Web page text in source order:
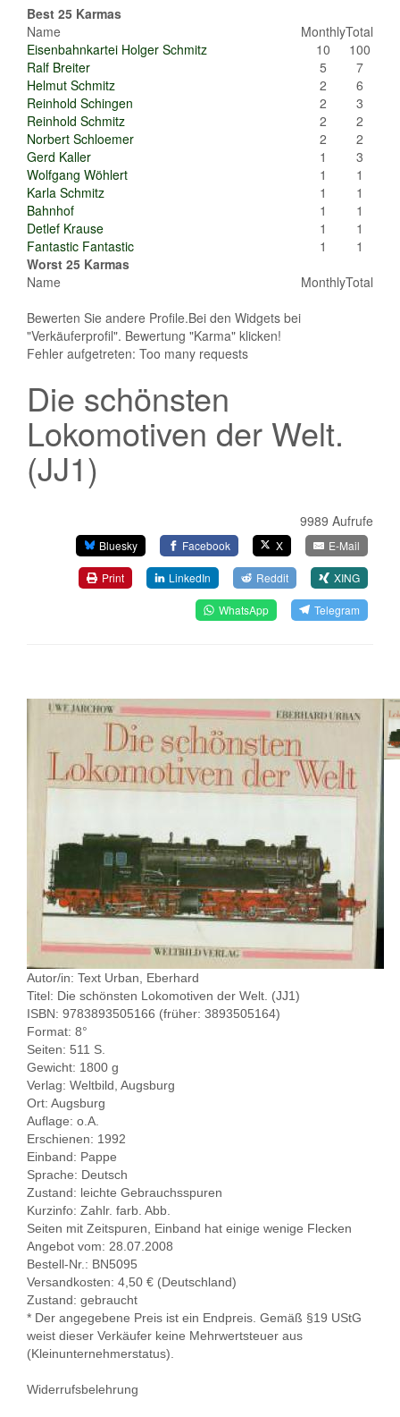
Best 25 Karmas
Name
MonthlyTotal
Eisenbahnkartei Holger Schmitz
10
100
Ralf Breiter
5
7
Helmut Schmitz
2
6
Reinhold Schingen
2
3
Reinhold Schmitz
2
2
Norbert Schloemer
2
2
Gerd Kaller
1
3
Wolfgang Wöhlert
1
1
Karla Schmitz
1
1
Bahnhof
1
1
Detlef Krause
1
1
Fantastic Fantastic
1
1
Worst 25 Karmas
Name
MonthlyTotal
Bewerten Sie andere Profile.Bei den Widgets bei
"Verkäuferprofil". Bewertung "Karma" klicken!
Fehler aufgetreten: Too many requests
Die schönsten
Lokomotiven der Welt.
(JJ1)
9989 Aufrufe
Bluesky Facebook X E-Mail
Print LinkedIn Reddit XING
WhatsApp Telegram
Autor/in: Text Urban, Eberhard
Titel: Die schönsten Lokomotiven der Welt. (JJ1)
ISBN: 9783893505166 (früher: 3893505164)
Format: 8°
Seiten: 511 S.
Gewicht: 1800 g
Verlag: Weltbild, Augsburg
Ort: Augsburg
Auflage: o.A.
Erschienen: 1992
Einband: Pappe
Sprache: Deutsch
Zustand: leichte Gebrauchsspuren
Kurzinfo: Zahlr. farb. Abb.
Seiten mit Zeitspuren, Einband hat einige wenige Flecken
Angebot vom: 28.07.2008
Bestell-Nr.: BN5095
Versandkosten: 4,50 € (Deutschland)
Zustand: gebraucht
* Der angegebene Preis ist ein Endpreis. Gemäß §19 UStG
weist dieser Verkäufer keine Mehrwertsteuer aus
(Kleinunternehmerstatus).
Widerrufsbelehrung